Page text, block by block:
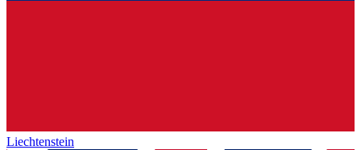
Liechtenstein